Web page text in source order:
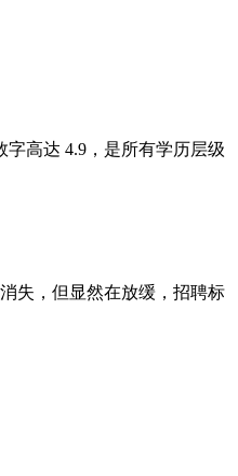
高达 4.9，是所有学历层级
失，但显然在放缓，招聘标